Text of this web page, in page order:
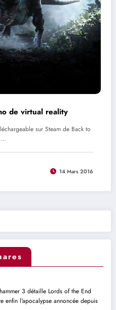
de virtual reality
sur Steam de Back to
14 Mars 2016
3 détaille Lords of the End
enfin l'apocalypse annoncée depuis